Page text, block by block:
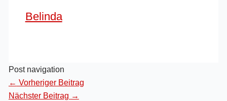
Belinda
Post navigation
← Vorheriger Beitrag
Nächster Beitrag →